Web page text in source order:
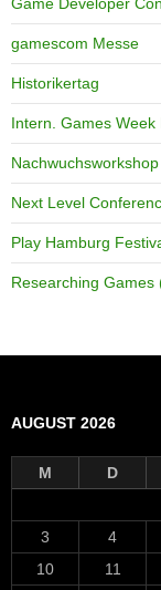
gamescom Messe
Historikertag
Intern. Games Week
Next Level
Play Hamburg
Researching Games
AUGUST 2026
M D
3
4
10
11